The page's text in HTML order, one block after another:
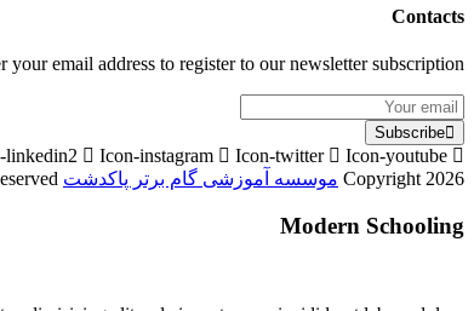
Contacts
your email address to register to our newsletter subscription
Subscribe
linkedin2 Icon-instagram Icon-twitter
Icon-youtube
Copyright 2026 موسسه آموزشی گام برتر پاکدشت
Modern Schooling